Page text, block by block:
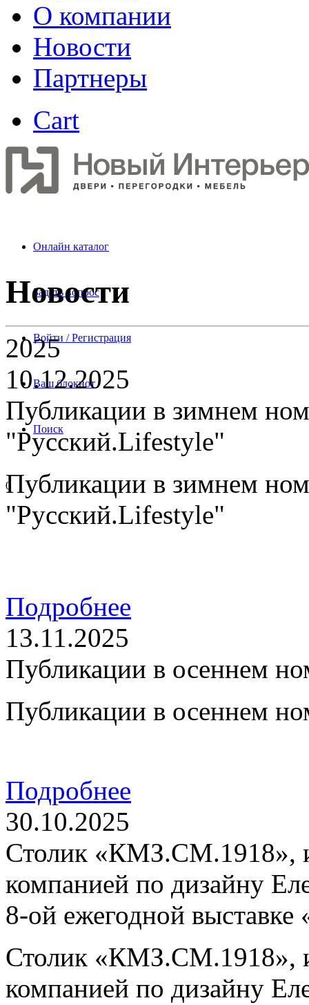
О компании
Новости
Партнеры
Cart
Онлайн каталог
Задать вопрос
Войти / Регистрация
Ваш блокнот
Поиск
0
Новости
2025
10.12.2025
Публикации в зимнем
"Русский.Lifestyle"
Публикации в зимнем
"Русский.Lifestyle"
Подробнее
13.11.2025
Публикации в осеннем
Публикации в осеннем
Подробнее
30.10.2025
Столик «КМЗ.СМ.1918»,
компанией по дизайну
8-ой ежегодной
Столик «КМЗ.СМ.1918»,
компанией по дизайну